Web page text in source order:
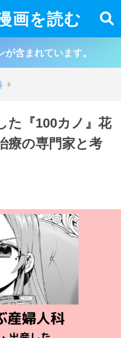
画を読む
含まれています。
た『100カノ』花
療の専門家と考